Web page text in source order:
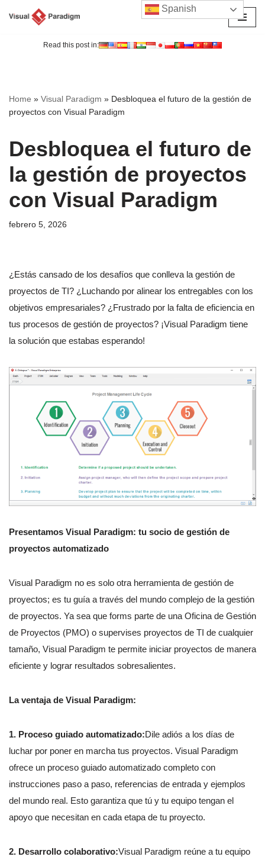
Read this post in:
Home » Visual Paradigm » Desbloquea el futuro de la gestión de
proyectos con Visual Paradigm
Desbloquea el futuro de
la gestión de proyectos
con Visual Paradigm
febrero 5, 2026
¿Estás cansado de los desafíos que conlleva la gestión de
proyectos de TI? ¿Luchando por alinear los entregables con los
objetivos empresariales? ¿Frustrado por la falta de eficiencia en
tus procesos de gestión de proyectos? ¡Visual Paradigm tiene
la solución que estabas esperando!
Presentamos Visual Paradigm: tu socio de gestión de
proyectos automatizado
Visual Paradigm no es solo otra herramienta de gestión de
proyectos; es tu guía a través del mundo complejo de la gestión
de proyectos. Ya sea que forms parte de una Oficina de Gestión
de Proyectos (PMO) o supervises proyectos de TI de cualquier
tamaño, Visual Paradigm te permite iniciar proyectos de manera
eficiente y lograr resultados sobresalientes.
La ventaja de Visual Paradigm:
1. Proceso guiado automatizado:Dile adiós a los días de
luchar por poner en marcha tus proyectos. Visual Paradigm
ofrece un proceso guiado automatizado completo con
instrucciones paso a paso, referencias de entrada y ejemplos
del mundo real. Esto garantiza que tú y tu equipo tengan el
apoyo que necesitan en cada etapa de tu proyecto.
2. Desarrollo colaborativo:Visual Paradigm reúne a tu equipo
Spanish